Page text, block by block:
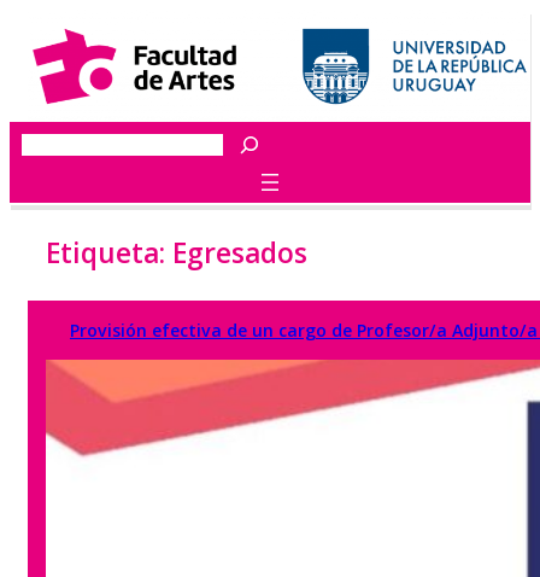
contenido
Buscar
Etiqueta: Egresados
Provisión efectiva de un cargo de Profesor/a Adjunto/